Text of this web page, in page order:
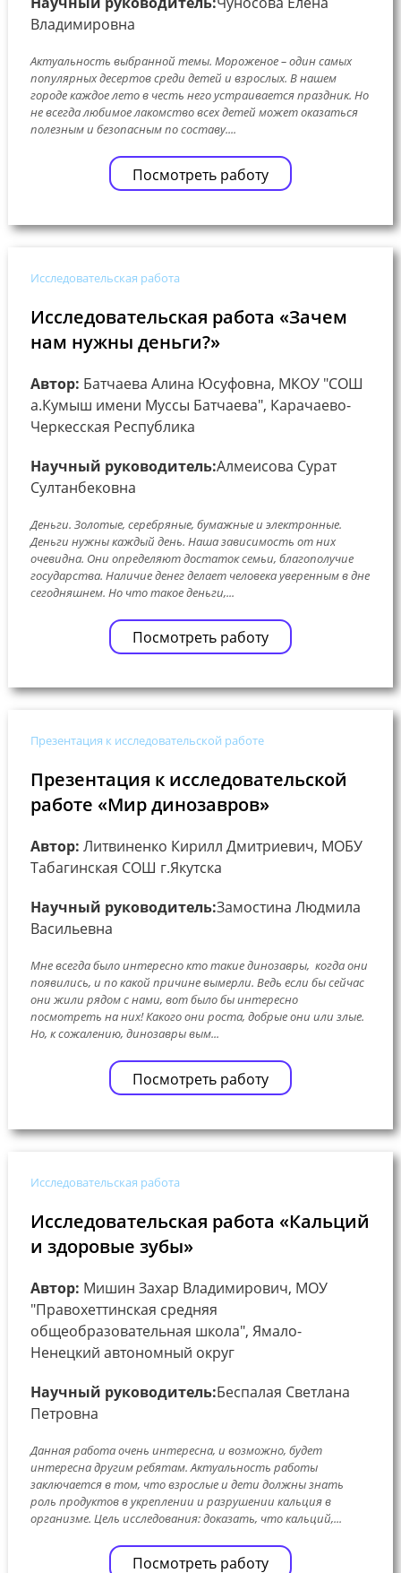
Владимировна
Актуальность выбранной темы. Мороженое – один самых
популярных десертов среди детей и взрослых. В нашем
городе каждое лето в честь него устраивается праздник. Но
не всегда любимое лакомство всех детей может оказаться
полезным и безопасным по составу....
Посмотреть работу
Исследовательская работа
Исследовательская работа «Зачем
нам нужны деньги?»
Автор: Батчаева Алина Юсуфовна, МКОУ "СОШ
а.Кумыш имени Муссы Батчаева", Карачаево-
Черкесская Республика
Научный руководитель:Алмеисова Сурат
Султанбековна
Деньги. Золотые, серебряные, бумажные и электронные.
Деньги нужны каждый день. Наша зависимость от них
очевидна. Они определяют достаток семьи, благополучие
государства. Наличие денег делает человека уверенным в дне
сегодняшнем. Но что такое деньги,...
Посмотреть работу
Презентация к исследовательской работе
Презентация к исследовательской
работе «Мир динозавров»
Автор: Литвиненко Кирилл Дмитриевич, МОБУ
Табагинская СОШ г.Якутска
Научный руководитель:Замостина Людмила
Васильевна
Мне всегда было интересно кто такие динозавры, когда они
появились, и по какой причине вымерли. Ведь если бы сейчас
они жили рядом с нами, вот было бы интересно
посмотреть на них! Какого они роста, добрые они или злые.
Но, к сожалению, динозавры вым...
Посмотреть работу
Исследовательская работа
Исследовательская работа «Кальций
и здоровые зубы»
Автор: Мишин Захар Владимирович, МОУ
"Правохеттинская средняя
общеобразовательная школа", Ямало-
Ненецкий автономный округ
Научный руководитель:Беспалая Светлана
Петровна
Данная работа очень интересна, и возможно, будет
интересна другим ребятам. Актуальность работы
заключается в том, что взрослые и дети должны знать
роль продуктов в укреплении и разрушении кальция в
организме. Цель исследования: доказать, что кальций,...
Посмотреть работу